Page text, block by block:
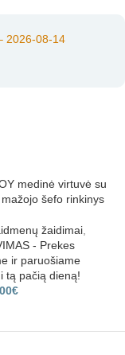
2026-08-14
medinė virtuvė su
šefo rinkinys
žaidimai
- Prekes
ir paruošiame
tą pačią dieną!
€